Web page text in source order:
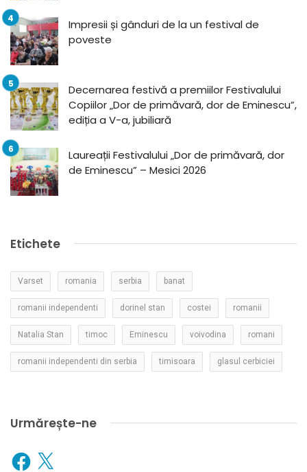
Impresii și gânduri de la un festival de
poveste
Decernarea festivă a premiilor Festivalului
Copiilor „Dor de primăvară, dor de Eminescu”,
ediția a V-a, jubiliară
Laureații Festivalului „Dor de primăvară, dor
de Eminescu” – Mesici 2026
Etichete
Varset romania serbia banat
romanii independenti dorinel stan costei romanii
Natalia Stan timoc Eminescu voivodina romani
romanii independenti din serbia timisoara glasul cerbiciei
Urmărește-ne
Facebook
X